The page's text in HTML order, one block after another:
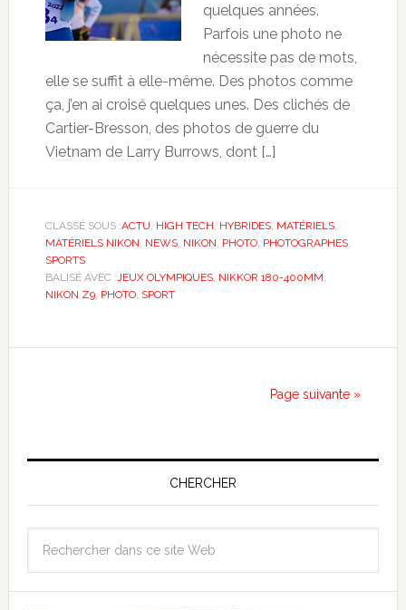
quelques années.
Parfois une photo ne
nécessite pas de mots,
elle se suffit à elle-même. Des photos comme
ça, j’en ai croisé quelques unes. Des clichés de
Cartier-Bresson, des photos de guerre du
Vietnam de Larry Burrows, dont […]
CLASSÉ SOUS :ACTU HIGH TECH HYBRIDES, MATÉRIELS,
MATÉRIELS NIKON NEWS, NIKON PHOTO, PHOTOGRAPHES,
SPORTS
BALISÉ AVEC : JEUX OLYMPIQUES, NIKKOR 180-400MM
NIKON Z9, PHOTO, SPORT
Page suivante »
CHERCHER